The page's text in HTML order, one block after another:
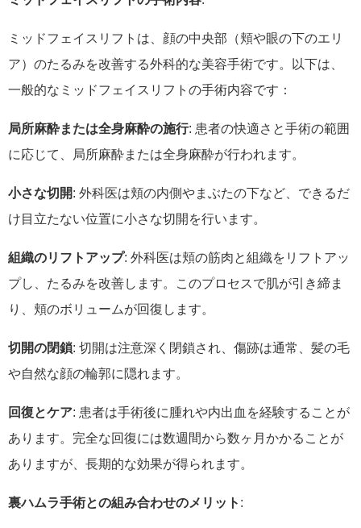
ミッドフェイスリフトは、顔の中央部（頬や眼の下のエリ
ア）のたるみを改善する外科的な美容手術です。以下は、
一般的なミッドフェイスリフトの手術内容です：
局所麻酔または全身麻酔の施行: 患者の快適さと手術の範囲
に応じて、局所麻酔または全身麻酔が行われます。
小さな切開: 外科医は頬の内側やまぶたの下など、できるだ
け目立たない位置に小さな切開を行います。
組織のリフトアップ: 外科医は頬の筋肉と組織をリフトアッ
プし、たるみを改善します。このプロセスで肌が引き締ま
り、頬のボリュームが回復します。
切開の閉鎖: 切開は注意深く閉鎖され、傷跡は通常、髪の毛
や自然な顔の輪郭に隠れます。
回復とケア: 患者は手術後に腫れや内出血を経験することが
あります。完全な回復には数週間から数ヶ月かかることが
ありますが、長期的な効果が得られます。
裏ハムラ手術との組み合わせのメリット :